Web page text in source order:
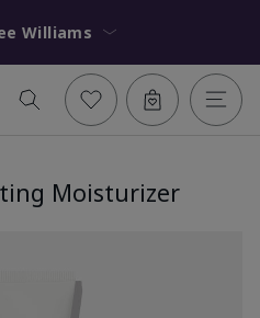
Desiree Williams
Moisturizer